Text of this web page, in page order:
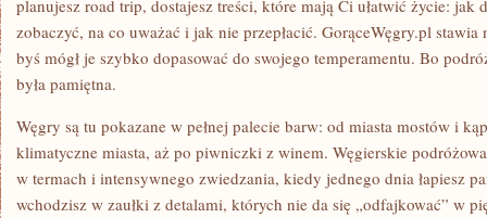
planujesz road trip, dostajesz treści, które mają Ci ułatwić życie: jak
zobaczyć, na co uważać i jak nie przepłacić. GorąceWęgry.pl stawia
byś mógł je szybko dopasować do swojego temperamentu. Bo
była pamiętna.
Węgry są tu pokazane w pełnej palecie barw: od miasta mostów i
klimatyczne miasta, aż po piwniczki z winem. Węgierskie
w termach i intensywnego zwiedzania, kiedy jednego dnia łapiesz
wchodzisz w zaułki z detalami, których nie da się „odfajkować” w